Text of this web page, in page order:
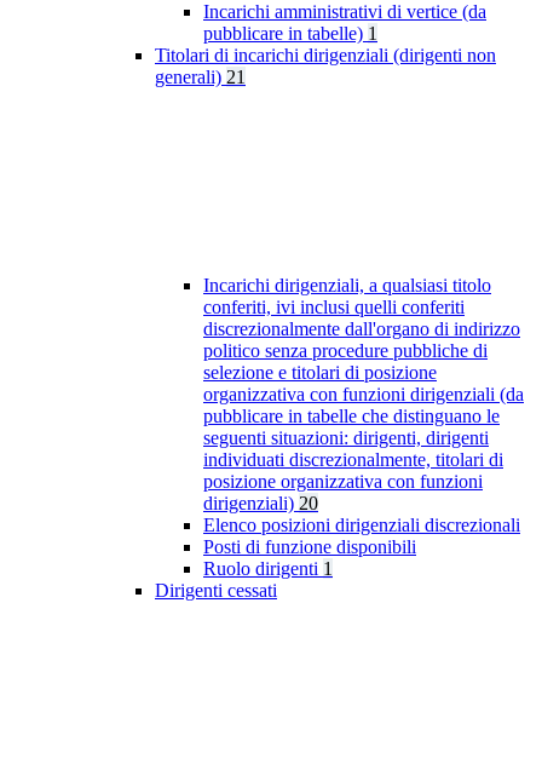
Incarichi amministrativi di vertice (da
pubblicare in tabelle) 1
Titolari di incarichi dirigenziali (dirigenti non
generali) 21
Incarichi dirigenziali, a qualsiasi titolo
conferiti, ivi inclusi quelli conferiti
discrezionalmente dall'organo di indirizzo
politico senza procedure pubbliche di
selezione e titolari di posizione
organizzativa con funzioni dirigenziali (da
pubblicare in tabelle che distinguano le
seguenti situazioni: dirigenti, dirigenti
individuati discrezionalmente, titolari di
posizione organizzativa con funzioni
dirigenziali) 20
Elenco posizioni dirigenziali discrezionali
Posti di funzione disponibili
Ruolo dirigenti 1
Dirigenti cessati